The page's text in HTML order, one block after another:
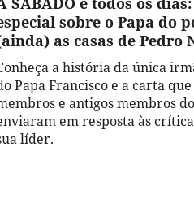
sobre o Papa do
as casas de Pedro
a história da única
Papa Francisco e a carta que
e antigos membros
em resposta às
líder.